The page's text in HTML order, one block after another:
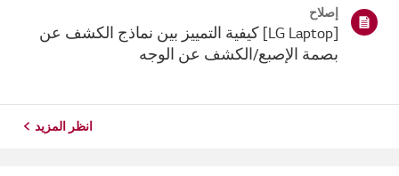
إصلاح
[LG Laptop] كيفية التمييز بين نماذج الكشف عن
بصمة الإصبع/الكشف عن الوجه
انظر المزيد